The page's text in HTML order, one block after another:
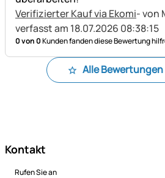
Verifizierter Kauf via Ekomi- von
verfasst am 18.07.2026 08:38:15
0 von 0Kunden fanden diese Bewertung
Alle
Kontakt
Rufen Sie an